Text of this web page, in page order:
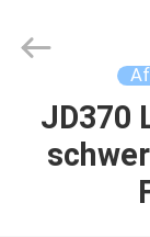
HAUS
Rights
JD370